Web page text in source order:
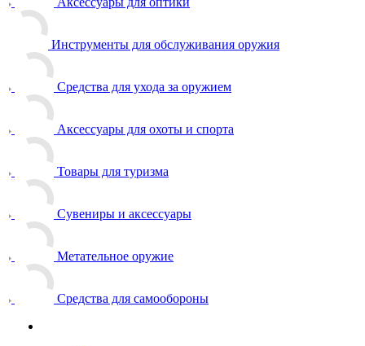
Инструменты для обслуживания оружия
Средства для ухода за оружием
Аксессуары для охоты и спорта
Товары для туризма
Сувениры и аксессуары
Метательное оружие
Средства для самообороны